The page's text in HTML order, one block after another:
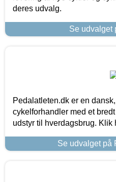
deres udvalg.
Se udvalget
Pedalatleten.dk er en
cykelforhandler med et
udstyr til hverdagsbrug. Klik
Se udvalget på